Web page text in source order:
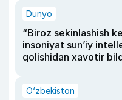
Dunyo
“Biroz sekinlashish
insoniyat sun’iy
qolishidan xavotir
O‘zbekiston